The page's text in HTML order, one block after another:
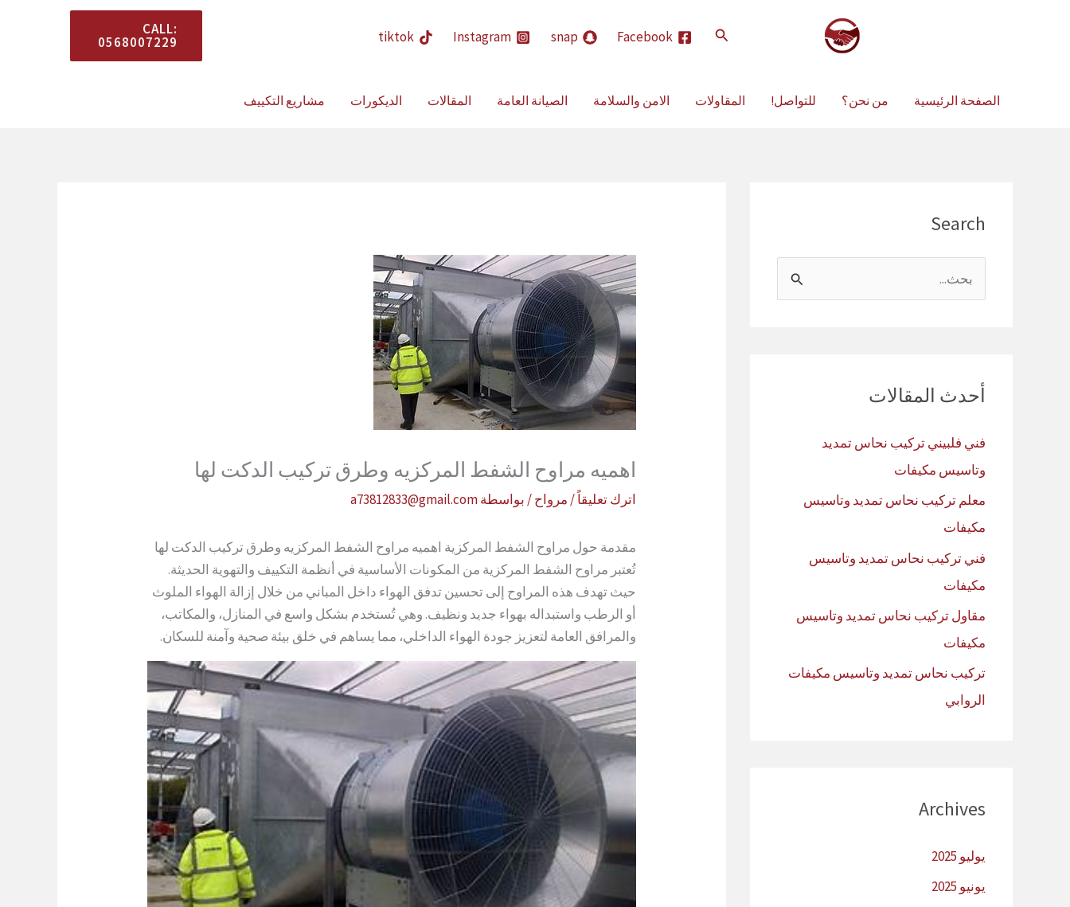
البحث Facebook
snap
Instagram
tiktok
CALL:
0568007229
الصفحة الرئيسية من نحن؟ للتواصل! المقاولات الامن والسلامة الصيانة العامة المقالات الديكورات مشاريع التكييف
Search
ل
ث
عأحدث المقالات
فني فلبيني تركيب نحاس تمديد
وتاسيس مكيفات
معلم تركيب نحاس تمديد وتاسيس
مكيفات
فني تركيب نحاس تمديد وتاسيس
مكيفات
مقاول تركيب نحاس تمديد وتاسيس
مكيفات
تركيب نحاس تمديد وتاسيس مكيفات
الروابي
Archives
يوليو 2025
يونيو 2025
اهميه مراوح الشفط المركزيه وطرق تركيب الدكت لها
اترك تعليقاً/ مرواح/ بواسطةa73812833@gmail.com
مقدمة حول مراوح الشفط المركزية اهميه مراوح الشفط المركزيه وطرق تركيب الدكت لها
تُعتبر مراوح الشفط المركزية من المكونات الأساسية في أنظمة التكييف والتهوية الحديثة.
حيث تهدف هذه المراوح إلى تحسين تدفق الهواء داخل المباني من خلال إزالة الهواء الملوث
أو الرطب واستبداله بهواء جديد ونظيف. وهي تُستخدم بشكل واسع في المنازل، والمكاتب،
والمرافق العامة لتعزيز جودة الهواء الداخلي، مما يساهم في خلق بيئة صحية وآمنة للسكان.